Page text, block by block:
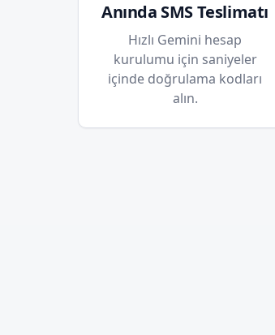
Anında SMS Teslimatı
Hızlı Gemini hesap
kurulumu için saniyeler
içinde doğrulama kodları
alın.